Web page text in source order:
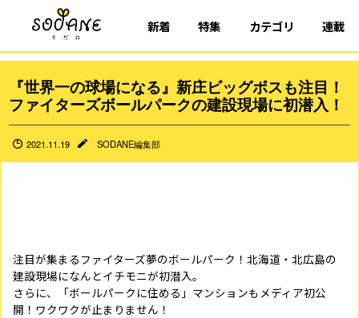
新着 特集 カテゴリ 連載
『世界一の球場になる』新庄ビッグボスも注目！
ファイターズボールパークの建設現場に初潜入！
2021.11.19 SODANE編集部
注目が集まるファイターズ夢のボールパーク！北海道・北広島の
建設現場になんとイチモニが初潜入。
さらに、「ボールパークに住める」マンションもメディア初公
開！ワクワクが止まりません！